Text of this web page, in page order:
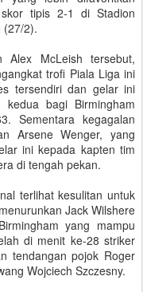
tipis 2-1 di Stadion
(27/2).
Alex McLeish tersebut,
trofi Piala Liga ini
tersendiri dan gelar ini
kedua bagi Birmingham
Sementara kegagalan
Arsene Wenger, yang
ini kepada kapten tim
di tengah pekan.
terlihat kesulitan untuk
Jack Wilshere
yang mampu
di menit ke-28 striker
tendangan pojok Roger
Wojciech Szczesny.